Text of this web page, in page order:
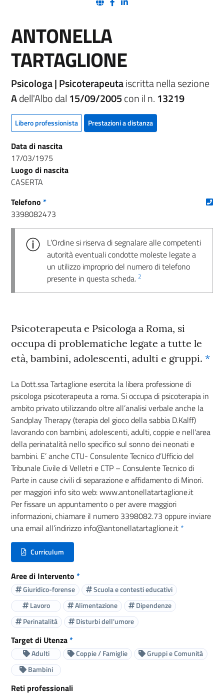
ANTONELLA
TARTAGLIONE
Psicologa | Psicoterapeutaiscritta nella sezione
Adell'Albo dal 15/09/2005con il n. 13219
Libero professionista Prestazioni a distanza
Data di nascita
17/03/1975
Luogo di nascita
CASERTA
Telefono *
3398082473
L’Ordine si riserva di segnalare alle competenti
autorità eventuali condotte moleste legate a
un utilizzo improprio del numero di telefono
presente in questa scheda. 2
Psicoterapeuta e Psicologa a Roma, si
occupa di problematiche legate a tutte le
età, bambini, adolescenti, adulti e gruppi. *
La Dott.ssa Tartaglione esercita la libera professione di
psicologa psicoterapeuta a roma. Si occupa di psicoterapia in
ambito privato utilizzando oltre all’analisi verbale anche la
Sandplay Therapy (terapia del gioco della sabbia D.Kalff)
lavorando con bambini, adolescenti, adulti, coppie e nell'area
della perinatalità nello specifico sul sonno dei neonati e
bambini. E’ anche CTU- Consulente Tecnico d’Ufficio del
Tribunale Civile di Velletri e CTP – Consulente Tecnico di
Parte in cause civili di separazione e affidamento di Minori.
per maggiori info sito web: www.antonellatartaglione.it
Per fissare un appuntamento o per avere maggiori
informazioni, chiamare il numero 3398082.73 oppure inviare
una email all’indirizzo info@antonellatartaglione.it *
Curriculum
(nuova scheda - new tab)
Aree di Intervento *
Giuridico-forense
Scuola e contesti educativi
Lavoro
Alimentazione
Dipendenze
Perinatalità
Disturbi dell'umore
Target di Utenza*
Adulti Coppie / Famiglie
Gruppi e Comunità
Bambini
Reti professionali